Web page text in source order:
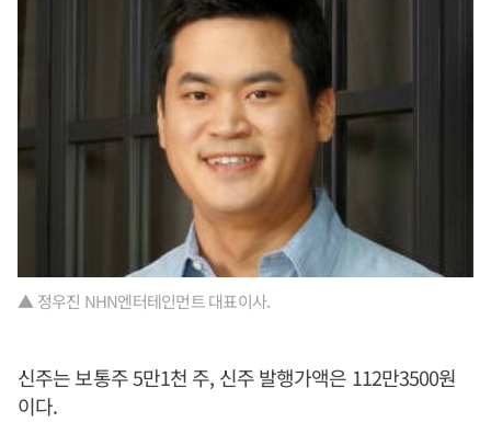
▲ 정우진 NHN엔터테인먼트 대표이사.
신주는 보통주 5만1천 주, 신주 발행가액은 112만3500원
이다.